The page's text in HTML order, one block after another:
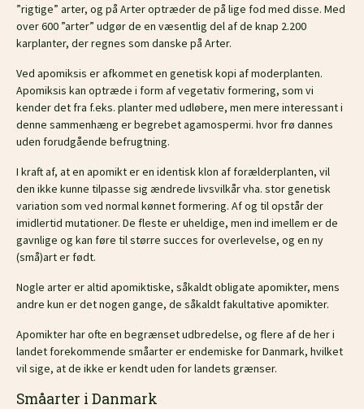
”rigtige” arter, og på Arter optræder de på lige fod med disse. Med
over 600 ”arter” udgør de en væsentlig del af de knap 2.200
karplanter, der regnes som danske på Arter.
Ved apomiksis er afkommet en genetisk kopi af moderplanten.
Apomiksis kan optræde i form af vegetativ formering, som vi
kender det fra f.eks. planter med udløbere, men mere interessant i
denne sammenhæng er begrebet agamospermi. hvor frø dannes
uden forudgående befrugtning.
I kraft af, at en apomikt er en identisk klon af forælderplanten, vil
den ikke kunne tilpasse sig ændrede livsvilkår vha. stor genetisk
variation som ved normal kønnet formering. Af og til opstår der
imidlertid mutationer. De fleste er uheldige, men ind imellem er de
gavnlige og kan føre til større succes for overlevelse, og en ny
(små)art er født.
Nogle arter er altid apomiktiske, såkaldt obligate apomikter, mens
andre kun er det nogen gange, de såkaldt fakultative apomikter.
Apomikter har ofte en begrænset udbredelse, og flere af de her i
landet forekommende småarter er endemiske for Danmark, hvilket
vil sige, at de ikke er kendt uden for landets grænser.
Småarter i Danmark